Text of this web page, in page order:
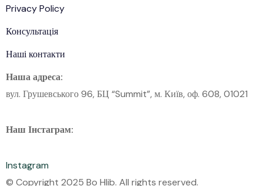
Privacy Policy
Консультація
Наші контакти
Наша адреса:
вул. Грушевського 96, БЦ “Summit”, м. Київ, оф. 608, 01021
Наш Інстаграм:
Instagram
© Copyright 2025 Bo Hlib. All rights reserved.